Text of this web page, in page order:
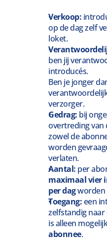
Verkoop:
op de dag zelf
loket.
ben jij
introducés.
Ben je jonger
verzorger.
Gedrag: bij
overtreding van
zowel de
worden
verlaten.
Aantal:
maximaal vier
per dag worden
Toegang: een
zelfstandig
is alleen
abonnee.